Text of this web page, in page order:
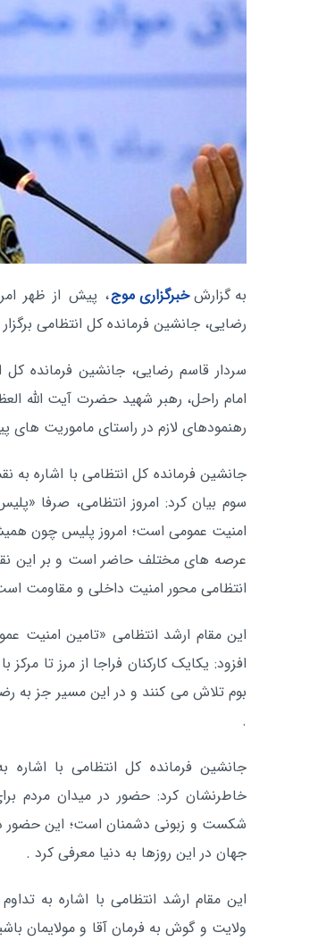
به گزارشخبرگزاری موج، پیش از ظهر
رضایی، جانشین فرمانده کل انتظامی
سردار قاسم رضایی، جانشین فرمانده
امام راحل، رهبر شهید حضرت آیت الله
رهنمودهای لازم در راستای ماموریت های
سوم بیان کرد: امروز انتظامی، صرفا
امنیت عمومی است؛ امروز پلیس چون
عرصه های مختلف حاضر است و بر این نقش
انتظامی محور امنیت داخلی و مقاومت
این مقام ارشد انتظامی «تامین امنیت
افزود: یکایک کارکنان فراجا از مرز تا مرکز
بوم تلاش می کنند و در این مسیر جز به
.
جانشین فرمانده کل انتظامی با
خاطرنشان کرد: حضور در میدان مردم
شکست و زبونی دشمنان است؛ این حضور
جهان در این روزها به دنیا معرفی کرد .
این مقام ارشد انتظامی با اشاره به
ولایت و گوش به فرمان آقا و مولایمان